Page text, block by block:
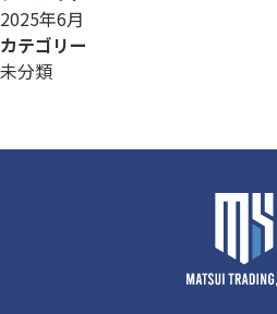
2025年6月
カテゴリー
未分類